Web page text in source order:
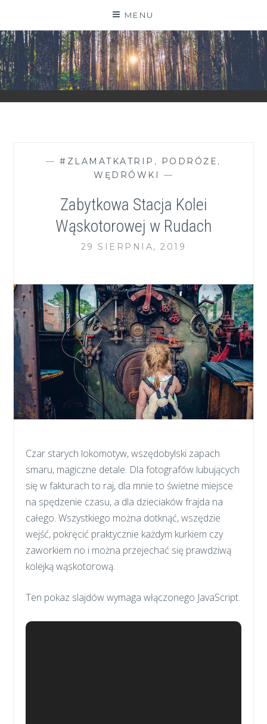
content
MENU
ZGRANESTADO.PL
FOTOGRAFICZNE ZAPISKI DNIA CODZIENNEGO
—#ZLAMATKATRIP , PODRÓŻE ,
WĘDRÓWKI
—
Zabytkowa Stacja Kolei
Wąskotorowej w Rudach
29 SIERPNIA, 2019
Czar starych lokomotyw, wszędobylski zapach
smaru, magiczne detale. Dla fotografów lubujących
się w fakturach to raj, dla mnie to świetne miejsce
na spędzenie czasu, a dla dzieciaków frajda na
całego. Wszystkiego można dotknąć, wszędzie
wejść, pokręcić praktycznie każdym kurkiem czy
zaworkiem no i można przejechać się prawdziwą
kolejką wąskotorową.
Ten pokaz slajdów wymaga włączonego JavaScript.